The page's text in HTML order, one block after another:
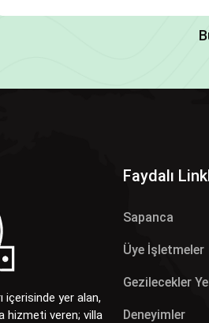
içerisinde yer alan,
hizmeti veren; villa
Faydalı
Sapanca
Üye İşletmeler
Gezilecekler
Deneyimler